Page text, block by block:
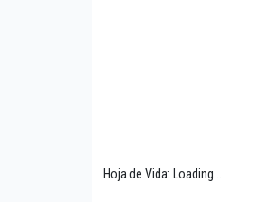
Hoja de Vida: Loading...